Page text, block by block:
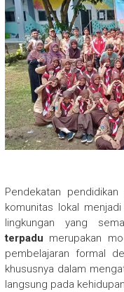
Pendekatan
komunitas lokal
lingkungan yang
terpadu merupakan
pembelajaran formal
khususnya dalam
langsung pada